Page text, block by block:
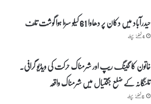
حیدرآباد میں دکان پر دھاوا 61 کیلو سڑا ہوا گوشت تلف
4 گھنٹے پہلے
خاتون کا گینگ ریپ اور شرمناک حرکت کی ویڈیو گرافی۔
تلنگانہ کے ضلع جگتیال میں شرمناک واقعہ
6 گھنٹے پہلے